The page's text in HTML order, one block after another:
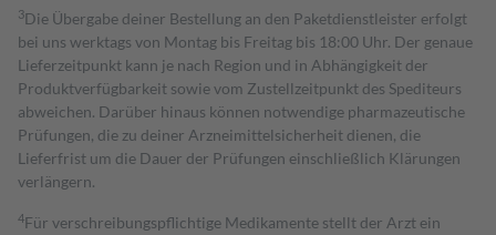
3Die Übergabe deiner Bestellung an den Paketdienstleister erfolgt
bei uns werktags von Montag bis Freitag bis 18:00 Uhr. Der genaue
Lieferzeitpunkt kann je nach Region und in Abhängigkeit der
Produktverfügbarkeit sowie vom Zustellzeitpunkt des Spediteurs
abweichen. Darüber hinaus können notwendige pharmazeutische
Prüfungen, die zu deiner Arzneimittelsicherheit dienen, die
Lieferfrist um die Dauer der Prüfungen einschließlich Klärungen
verlängern.
4Für verschreibungspflichtige Medikamente stellt der Arzt ein